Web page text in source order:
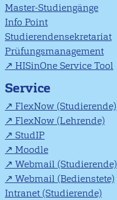
Master-Studiengänge
Info Point
Studierendensekretariat
Prüfungsmanagement
HISinOne Service Tool
Service
FlexNow (Studierende)
FlexNow (Lehrende)
StudIP
Moodle
Webmail (Studierende)
Webmail (Bedienstete)
Intranet (Studierende)